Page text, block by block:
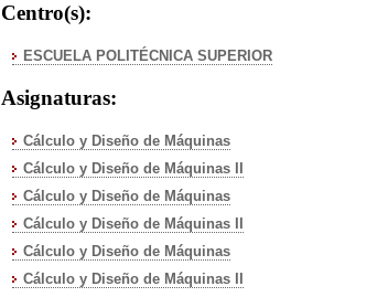
Centro(s):
ESCUELA POLITÉCNICA SUPERIOR
Asignaturas:
Cálculo y Diseño de Máquinas
Cálculo y Diseño de Máquinas II
Cálculo y Diseño de Máquinas
Cálculo y Diseño de Máquinas II
Cálculo y Diseño de Máquinas
Cálculo y Diseño de Máquinas II